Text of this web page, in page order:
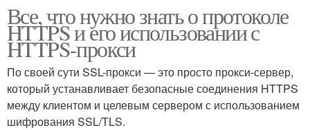
Все, что нужно знать о протоколе
HTTPS и его использовании с
HTTPS-прокси
По своей сути SSL-прокси — это просто прокси-сервер,
который устанавливает безопасные соединения HTTPS
между клиентом и целевым сервером с использованием
шифрования SSL/TLS.